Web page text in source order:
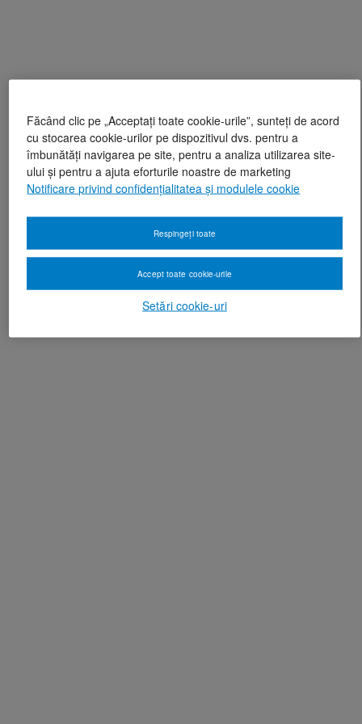
Făcând clic pe „Acceptați toate cookie-urile”, sunteți de acord
cu stocarea cookie-urilor pe dispozitivul dvs. pentru a
îmbunătăți navigarea pe site, pentru a analiza utilizarea site-
ului și pentru a ajuta eforturile noastre de marketing
Notificare privind confidențialitatea și modulele cookie
Setări cookie-uri
Respingeți toate
Accept toate cookie-urile